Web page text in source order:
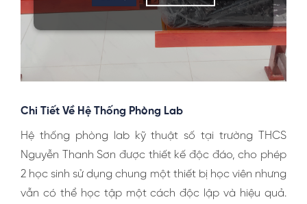
Chi Tiết Về Hệ Thống Phòng Lab
Hệ thống phòng lab kỹ thuật số tại trường THCS
Nguyễn Thanh Sơn được thiết kế độc đáo, cho phép
2 học sinh sử dụng chung một thiết bị học viên nhưng
vẫn có thể học tập một cách độc lập và hiệu quả.